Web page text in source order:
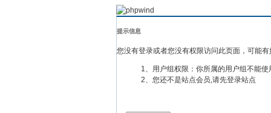
提示信息
您没有登录或者您没有权限访问此页面，可能有
1、用户组权限：你所属的用户组不能使
2、您还不是站点会员,请先登录站点